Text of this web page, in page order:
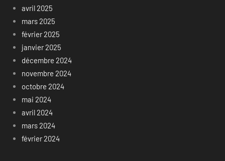
avril 2025
mars 2025
février 2025
janvier 2025
décembre 2024
novembre 2024
octobre 2024
mai 2024
avril 2024
mars 2024
février 2024